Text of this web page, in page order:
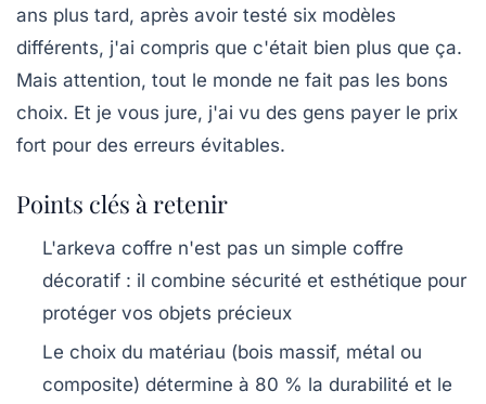
ans plus tard, après avoir testé six modèles
différents, j'ai compris que c'était bien plus que ça.
Mais attention, tout le monde ne fait pas les bons
choix. Et je vous jure, j'ai vu des gens payer le prix
fort pour des erreurs évitables.
Points clés à retenir
L'arkeva coffre n'est pas un simple coffre
décoratif : il combine sécurité et esthétique pour
protéger vos objets précieux
Le choix du matériau (bois massif, métal ou
composite) détermine à 80 % la durabilité et le